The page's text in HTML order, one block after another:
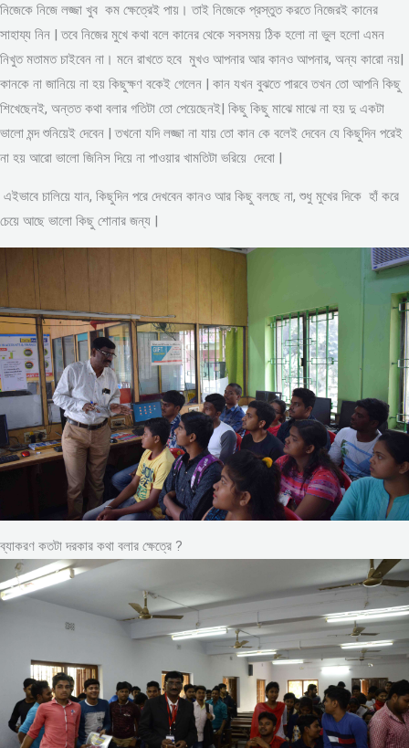
নিজেকে নিজে লজ্জা খুব কম ক্ষেত্রেই পায়। তাই নিজেকে প্রস্তুত করতে নিজেরই কানের
সাহায্য নিন | তবে নিজের মুখে কথা বলে কানের থেকে সবসময় ঠিক হলো না ভুল হলো এমন
নিখুত মতামত চাইবেন না। মনে রাখতে হবে মুখও আপনার আর কানও আপনার, অন্য কারো নয়|
কানকে না জানিয়ে না হয় কিছুক্ষণ বকেই গেলেন | কান যখন বুঝতে পারবে তখন তো আপনি কিছু
শিখেছেনই, অন্তত কথা বলার গতিটা তো পেয়েছেনই| কিছু কিছু মাঝে মাঝে না হয় দু একটা
ভালো মন্দ শুনিয়েই দেবেন | তখনো যদি লজ্জা না যায় তো কান কে বলেই দেবেন যে কিছুদিন পরেই
না হয় আরো ভালো জিনিস দিয়ে না পাওয়ার খামতিটা ভরিয়ে দেবো |
এইভাবে চালিয়ে যান, কিছুদিন পরে দেখবেন কানও আর কিছু বলছে না, শুধু মুখের দিকে হাঁ করে
চেয়ে আছে ভালো কিছু শোনার জন্য |
ব্যাকরণ কতটা দরকার কথা বলার ক্ষেত্রে ?